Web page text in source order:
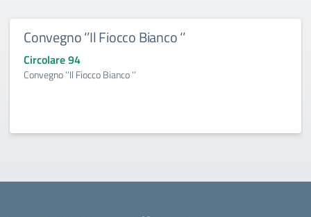
Convegno ‘’Il Fiocco Bianco ‘’
Circolare 94
Convegno ‘’Il Fiocco Bianco ‘’